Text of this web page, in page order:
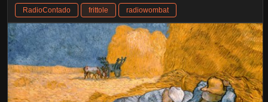
RadioContado frittole radiowombat